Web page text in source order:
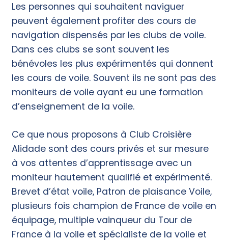
Les personnes qui souhaitent naviguer
peuvent également profiter des cours de
navigation dispensés par les clubs de voile.
Dans ces clubs se sont souvent les
bénévoles les plus expérimentés qui donnent
les cours de voile. Souvent ils ne sont pas des
moniteurs de voile ayant eu une formation
d’enseignement de la voile.
Ce que nous proposons à Club Croisière
Alidade sont des cours privés et sur mesure
à vos attentes d’apprentissage avec un
moniteur hautement qualifié et expérimenté.
Brevet d’état voile, Patron de plaisance Voile,
plusieurs fois champion de France de voile en
équipage, multiple vainqueur du Tour de
France à la voile et spécialiste de la voile et